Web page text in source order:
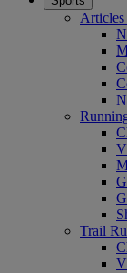
Articles
Trail